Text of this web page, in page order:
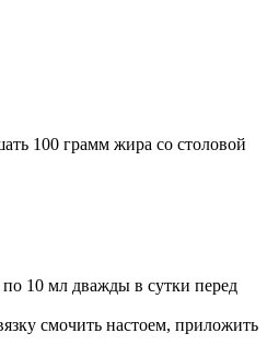
100 грамм жира со столовой
10 мл дважды в сутки перед
смочить настоем, приложить